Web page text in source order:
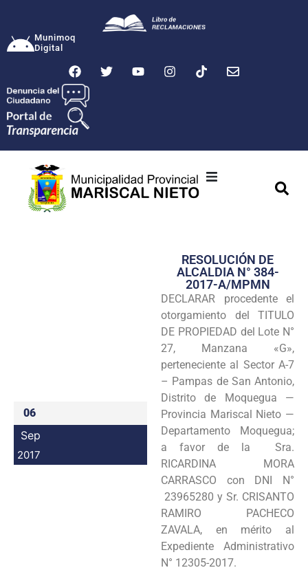
Munimoq
Digital
Transparencia
Seguridad
Programas
Intranet
06
Sep
2017
RESOLUCIÓN DE
ALCALDIA N° 384-
2017-A/MPMN
DECLARAR procedente el
otorgamiento del TITULO
DE PROPIEDAD del Lote N°
27, Manzana «G»,
perteneciente al Sector A-7
– Pampas de San Antonio,
Distrito de Moquegua —
Provincia Mariscal Nieto —
Departamento Moquegua;
a favor de la Sra.
RICARDINA MORA
CARRASCO con DNI N°
23965280 y Sr. CRISANTO
RAMIRO PACHECO
ZAVALA, en mérito al
Expediente Administrativo
N° 12305-2017.